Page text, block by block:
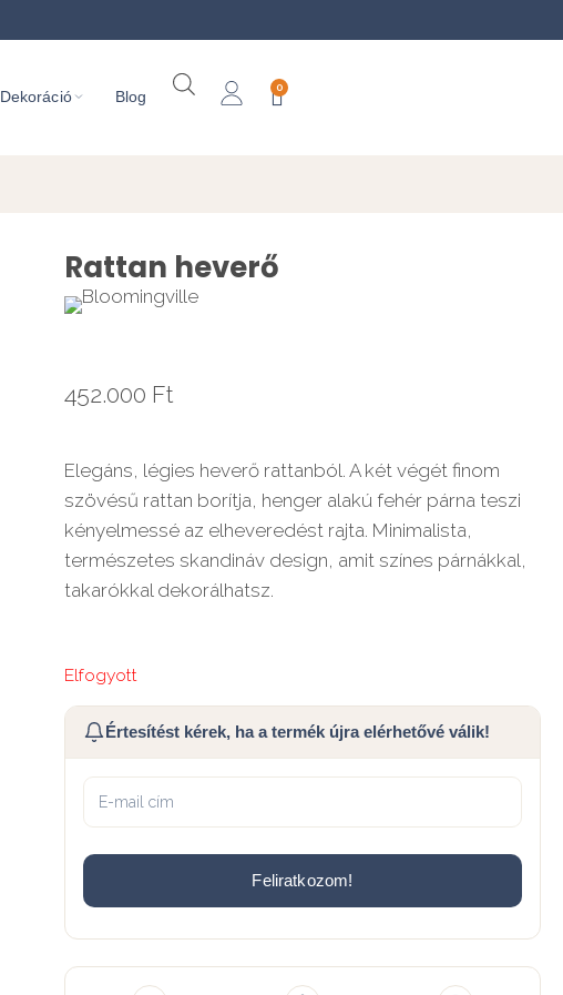
Dekoráció Blog
0
Rattan heverő
452.000 Ft
Elegáns, légies heverő rattanból. A két végét finom
szövésű rattan borítja, henger alakú fehér párna teszi
kényelmessé az elheveredést rajta. Minimalista,
természetes skandináv design, amit színes párnákkal,
takarókkal dekorálhatsz.
Elfogyott
Értesítést kérek, ha a termék újra elérhetővé válik!
Feliratkozom!